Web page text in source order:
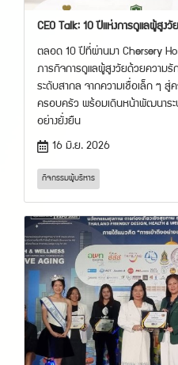
CEO Talk: 10 ปีแห่งการดูแลผู้สูง
ตลอด 10 ปีที่ผ่านมา Chersery
ภารกิจการดูแลผู้สูงวัยด้วยความ
ระดับสากล จากความเชื่อเล็ก ๆ สู่ค
ครอบครัว พร้อมเดินหน้าพัฒนาระ
อย่างยั่งยืน
16 มิ.ย. 2026
กิจกรรมผู้บริหาร